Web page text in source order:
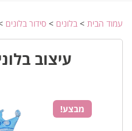
עמוד הבית > בלונים > סידור בלונים
עיצוב
מבצע!